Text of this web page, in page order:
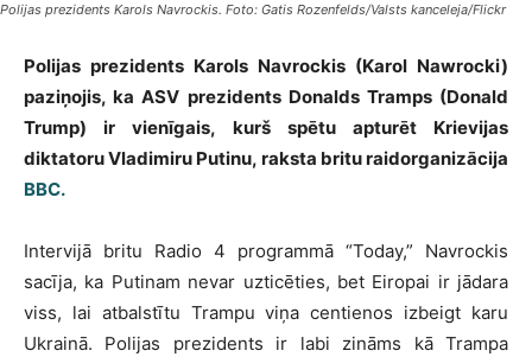
Polijas prezidents Karols Navrockis. Foto: Gatis Rozenfelds/Valsts kanceleja/Flickr
Polijas prezidents Karols Navrockis (Karol Nawrocki)
paziņojis, ka ASV prezidents Donalds Tramps (Donald
Trump) ir vienīgais, kurš spētu apturēt Krievijas
diktatoru Vladimiru Putinu, raksta britu raidorganizācija
BBC.
Intervijā britu Radio 4 programmā “Today,” Navrockis
sacīja, ka Putinam nevar uzticēties, bet Eiropai ir jādara
viss, lai atbalstītu Trampu viņa centienos izbeigt karu
Ukrainā. Polijas prezidents ir labi zināms kā Trampa